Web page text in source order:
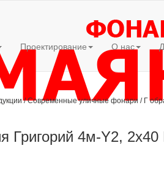
Проектирование О нас
/Современные уличные фонари / Г
Григорий 4м-Y2, 2х40